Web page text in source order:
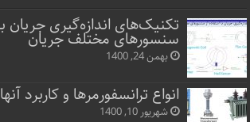
تکنیک‌های اندازه‌گیری جریان
سنسورهای مختلف جریان
بهمن 24, 1400
انواع ترانسفورمرها و کاربرد آنها
شهریور 10, 1400